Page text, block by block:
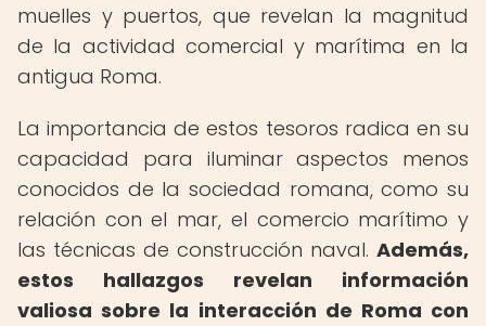
muelles y puertos, que revelan la magnitud
de la actividad comercial y marítima en la
antigua Roma.
La importancia de estos tesoros radica en su
capacidad para iluminar aspectos menos
conocidos de la sociedad romana, como su
relación con el mar, el comercio marítimo y
las técnicas de construcción naval. Además,
estos hallazgos revelan información
valiosa sobre la interacción de Roma con